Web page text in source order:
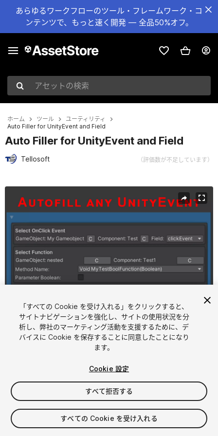
あらゆるワークフローのツール・フレームワーク・コ
ンテンツで、もっと速く開発 — 全品50%オフ。
アセットの検索
ホーム ツール
ユーティリティ
Auto Filler for UnityEvent and Field
Auto Filler for UnityEvent and Field
Tellosoft （評価数が不足しています）
1 /7
$11.99
シート 1
「すべての Cookie を受け入れる」をクリックすると、
サイトナビゲーションを強化し、サイトの使用状況を分
析し、弊社のマーケティング活動を支援するために、デ
バイスに Cookie を保存することに同意したことになり
ます。
Cookie 設定
すべて拒否する
すべての Cookie を受け入れる